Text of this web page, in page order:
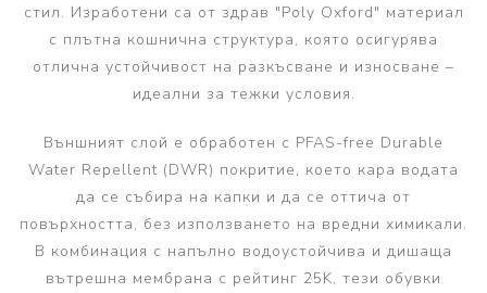
стил. Изработени са от здрав "Poly Oxford" материал
с плътна кошнична структура, която осигурява
отлична устойчивост на разкъсване и износване –
идеални за тежки условия.
Външният слой е обработен с PFAS-free Durable
Water Repellent (DWR) покритие, което кара водата
да се събира на капки и да се оттича от
повърхността, без използването на вредни химикали.
В комбинация с напълно водоустойчива и дишаща
вътрешна мембрана с рейтинг 25K, тези обувки